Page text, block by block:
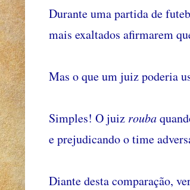
Durante uma partida de
mais exaltados afirmarem
Mas o que um juiz poderia
Simples! O juiz rouba
e prejudicando o time
Diante desta comparação,